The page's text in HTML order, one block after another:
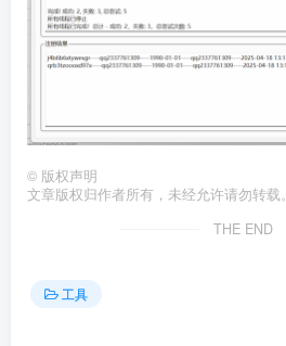
© 版权声明
文章版权归作者所有，未经允许请勿转载。
THE END
工具